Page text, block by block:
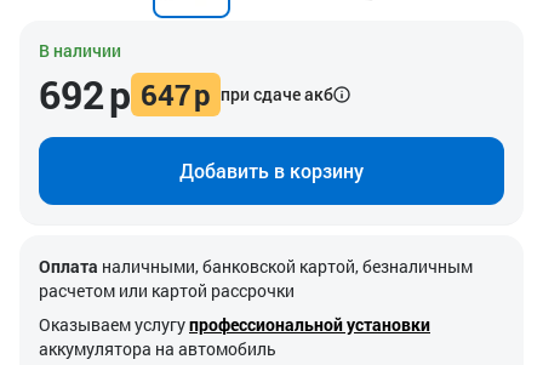
В наличии
692р 647р при сдаче акб
Добавить в корзину
Оплата наличными, банковской картой, безналичным
расчетом или картой рассрочки
Оказываем услугупрофессиональной установки
аккумулятора на автомобиль